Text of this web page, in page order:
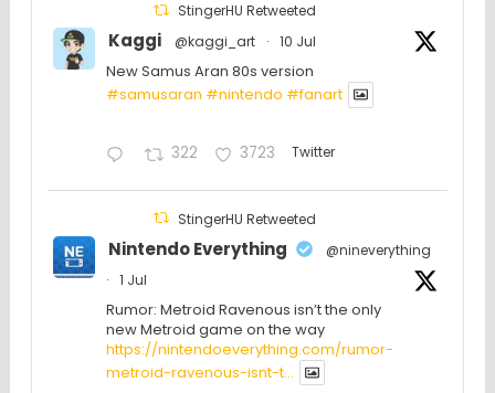
StingerHU Retweeted
Kaggi @kaggi_art · 10 Jul
New Samus Aran 80s version
#samusaran #nintendo #fanartㅤㅤㅤㅤ
322 3723 Twitter
StingerHU Retweeted
Nintendo Everything
@nineverything
·
1 Jul
Rumor: Metroid Ravenous isn’t the only
new Metroid game on the way
https://nintendoeverything.com/rumor-
metroid-ravenous-isnt-t...